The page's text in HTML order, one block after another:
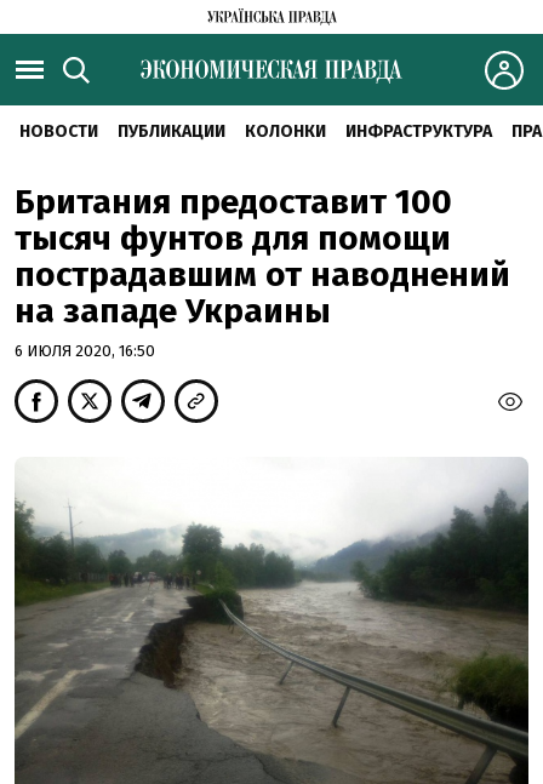
НОВОСТИ ПУБЛИКАЦИИ КОЛОНКИ ИНФРАСТРУКТУРА
Британия предоставит 100
тысяч фунтов для помощи
пострадавшим от наводнений
на западе Украины
6 ИЮЛЯ 2020, 16:50